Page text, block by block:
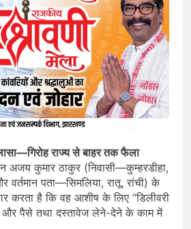
राज्य से बाहर तक फैला
अजय कुमार ठाकुर (निवासी—कुम्हरडीहा,
वर्तमान पता—सिमलिया, रातू, रांची) के
करता है कि वह आशीष के लिए “डिलीवरी
और पैसे तथा दस्तावेज लेने-देने के काम में